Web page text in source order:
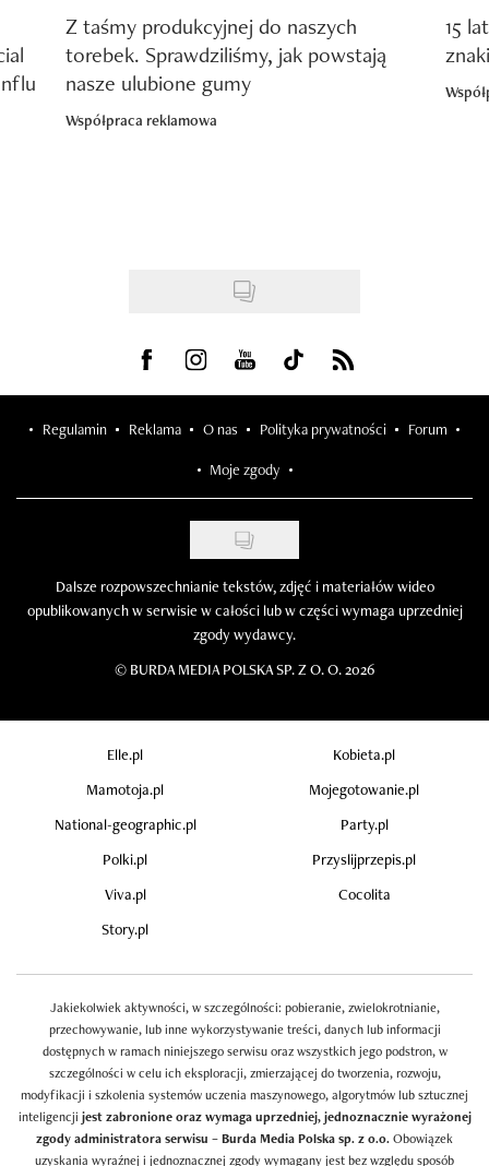
Z taśmy produkcyjnej do naszych
torebek. Sprawdziliśmy, jak powstają
nasze ulubione gumy
Współpraca reklamowa
15
Visit us on Facebook
Visit us on Instagram
Visit us on Youtube
Visit us on Tiktok
Visit us on Rss
Regulamin Reklama O nas Polityka prywatności Forum
Moje zgody
Dalsze rozpowszechnianie tekstów, zdjęć i materiałów wideo
opublikowanych w serwisie w całości lub w części wymaga uprzedniej
zgody wydawcy.
© BURDA MEDIA POLSKA SP. Z O. O. 2026
Elle.pl
Kobieta.pl
Mamotoja.pl
Mojegotowanie.pl
National-geographic.pl
Party.pl
Polki.pl
Przyslijprzepis.pl
Viva.pl
Cocolita
Story.pl
Jakiekolwiek aktywności, w szczególności: pobieranie, zwielokrotnianie,
przechowywanie, lub inne wykorzystywanie treści, danych lub informacji
dostępnych w ramach niniejszego serwisu oraz wszystkich jego podstron, w
szczególności w celu ich eksploracji, zmierzającej do tworzenia, rozwoju,
modyfikacji i szkolenia systemów uczenia maszynowego, algorytmów lub sztucznej
inteligencji jest zabronione oraz wymaga uprzedniej, jednoznacznie wyrażonej
zgody administratora serwisu – Burda Media Polska sp. z o.o.Obowiązek
uzyskania wyraźnej i jednoznacznej zgody wymagany jest bez względu sposób